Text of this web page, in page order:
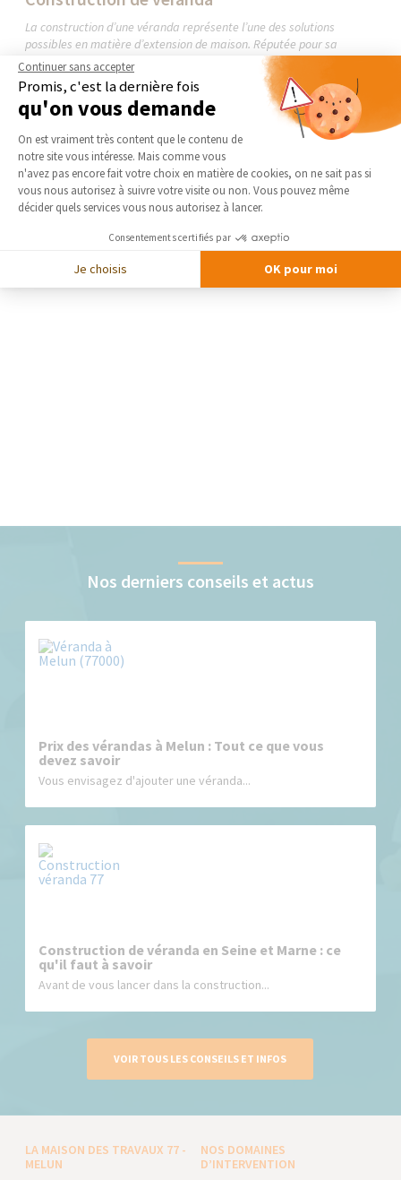
La construction d’une véranda représente l’une des solutions
possibles en matière d’extension de maison. Réputée pour sa
luminosité, elle confère à votre habitation un confort et de l’espace
supplémentaire. Qu’est-ce qu’implique la réalisation d’un tel projet ?
C’est à cette question que La Maison des...
LIRE LE GUIDE THÉMATIQUE
Nos derniers conseils et actus
Prix des vérandas à Melun : Tout ce que vous
devez savoir
Vous envisagez d'ajouter une véranda...
Construction de véranda en Seine et Marne : ce
qu'il faut à savoir
Avant de vous lancer dans la construction...
VOIR TOUS LES CONSEILS ET INFOS
LA MAISON DES TRAVAUX 77 -
MELUN
NOS DOMAINES
D’INTERVENTION
Continuer sans accepter
Promis, c'est la dernière fois
qu'on vous demande
Plateforme de Gestion du
On est vraiment très content que le contenu de
notre site vous intéresse. Mais comme vous
n'avez pas encore fait votre choix en matière de cookies, on ne sait pas si
vous nous autorisez à suivre votre visite ou non. Vous pouvez même
décider quels services vous nous autorisez à lancer.
Consentements certifiés par
Je choisis OK pour moi
Axeptio consent